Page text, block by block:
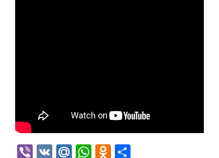
Viber
VK Mail.Ru
WhatsApp
Odnoklassniki